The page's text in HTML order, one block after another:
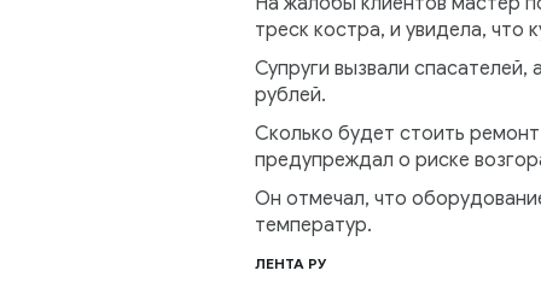
треск костра, и увидела, что
Супруги вызвали
рублей.
Сколько будет стоить
предупреждал о риске
Он отмечал, что
температур.
ЛЕНТА РУ